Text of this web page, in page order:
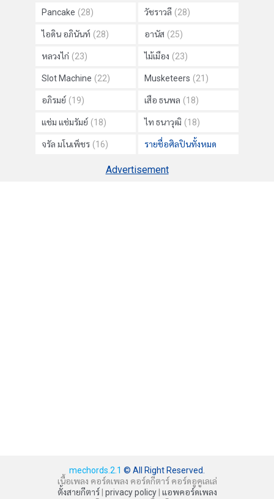
Pancake (28) วัชราวลี (28)
ไอดิน อภินันท์ (28) อานัส (25)
หลวงไก่ (23) ไม้เมือง (23)
Slot Machine (22) Musketeers (21)
อภิรมย์ (19) เสือ ธนพล (18)
แช่ม แช่มรัมย์ (18) ไท ธนาวุฒิ (18)
จรัล มโนเพ็ชร (16) รายชื่อศิลปินทั้งหมด
Advertisement
mechords.2.1 © All Right Reserved.
เนื้อเพลง คอร์ดเพลง คอร์ดกีตาร์ คอร์ดอูคูเลเล่
ตั้งสายกีตาร์| privacy policy| แอพคอร์ดเพลง